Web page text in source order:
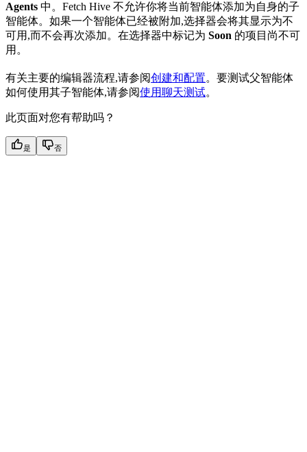
Agents 中。Fetch Hive 不允许你将当前智能体添加为自身的子
智能体。如果一个智能体已经被附加,选择器会将其显示为不
可用,而不会再次添加。在选择器中标记为 Soon 的项目尚不可
用。
有关主要的编辑器流程,请参阅创建和配置。要测试父智能体
如何使用其子智能体,请参阅使用聊天测试。
此页面对您有帮助吗？
是 否